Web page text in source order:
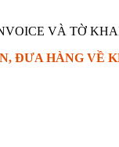
VÀ TỜ
ĐƯA HÀNG VỀ